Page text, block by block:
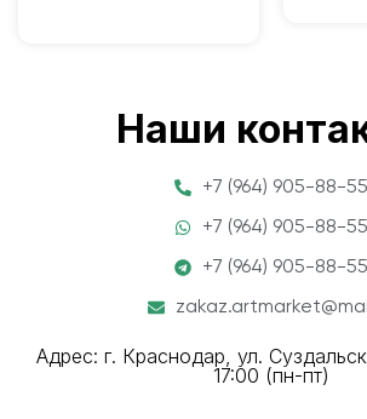
Наши
+7 (964) 905-88-55
+7 (964) 905-88-55
+7 (964) 905-88-55
Адрес: г. Краснодар, ул.
17:00 (пн-пт)